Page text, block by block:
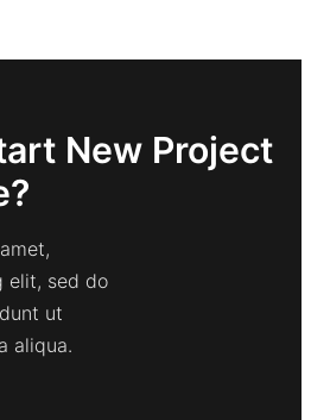
New Project
elit, sed do
ut
aliqua.